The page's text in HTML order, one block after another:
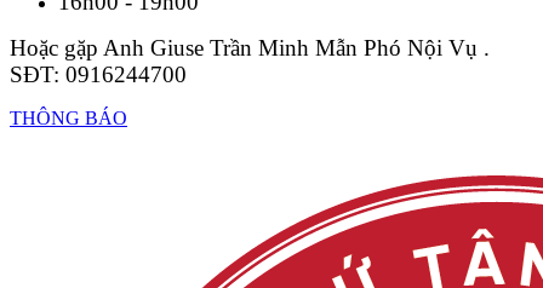
Hoặc gặp Anh Giuse Trần Minh Mẫn Phó Nội Vụ .
SĐT: 0916244700
THÔNG BÁO